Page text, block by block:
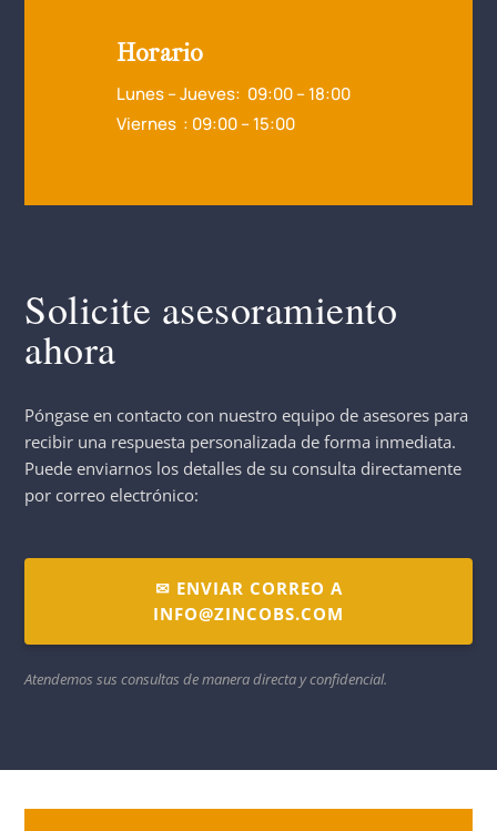
Horario
Lunes – Jueves: 09:00 – 18:00
Viernes : 09:00 – 15:00
Solicite asesoramiento
ahora
Póngase en contacto con nuestro equipo de asesores para
recibir una respuesta personalizada de forma inmediata.
Puede enviarnos los detalles de su consulta directamente
por correo electrónico:
✉ ENVIAR CORREO A
INFO@ZINCOBS.COM
Atendemos sus consultas de manera directa y confidencial.